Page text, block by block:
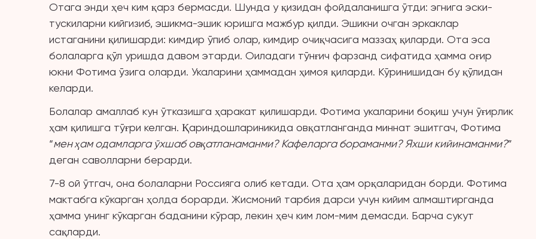
Отага энди ҳеч ким қарз бермасди. Шунда у қизидан фойдаланишга ўтди: эгнига эски-
тускиларни кийгизиб, эшикма-эшик юришга мажбур қилди. Эшикни очган эркаклар
истаганини қилишарди: кимдир ўпиб олар, кимдир очиқчасига маззаҳ қиларди. Ота эса
болаларга қўл уришда давом этарди. Оиладаги тўнғич фарзанд сифатида ҳамма оғир
юкни Фотима ўзига оларди. Укаларини ҳаммадан ҳимоя қиларди. Кўринишидан бу қўлидан
келарди.
Болалар амаллаб кун ўтказишга ҳаракат қилишарди. Фотима укаларини боқиш учун ўғирлик
ҳам қилишга тўғри келган. Қариндошлариникида овқатланганда миннат эшитгач, Фотима
“мен ҳам одамларга ўхшаб овқатланаманми? Кафеларга бораманми? Яхши кийинаманми?”
деган саволларни берарди.
7-8 ой ўтгач, она болаларни Россияга олиб кетади. Ота ҳам орқаларидан борди. Фотима
мактабга кўкарган ҳолда борарди. Жисмоний тарбия дарси учун кийим алмаштирганда
ҳамма унинг кўкарган баданини кўрар, лекин ҳеч ким лом-мим демасди. Барча сукут
сақларди.